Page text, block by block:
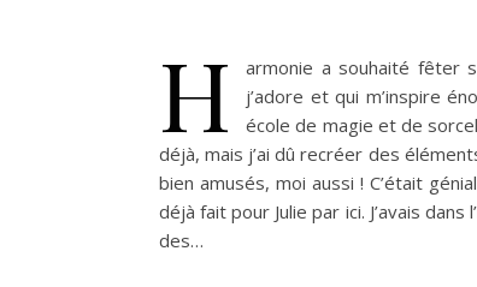
H
armonie a souhaité fêter
j’adore et qui m’inspire
école de magie et de
déjà, mais j’ai dû recréer des
bien amusés, moi aussi ! C’était
déjà fait pour Julie par ici. J’avais
des…